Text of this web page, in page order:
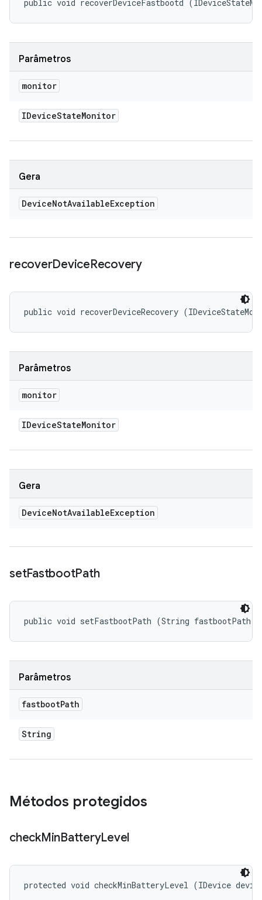
public void recoverDeviceFastbootd
Parâmetros
monitor
IDeviceStateMonitor
Gera
DeviceNotAvailableException
recoverDeviceRecovery
public void recoverDeviceRecovery
Parâmetros
monitor
IDeviceStateMonitor
Gera
DeviceNotAvailableException
setFastbootPath
public void setFastbootPath (String fastbootPath)
Parâmetros
fastbootPath
String
Métodos protegidos
checkMinBatteryLevel
protected void checkMinBatteryLevel (IDevice